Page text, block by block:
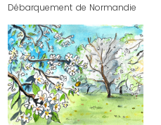
Débarquement de Normandie